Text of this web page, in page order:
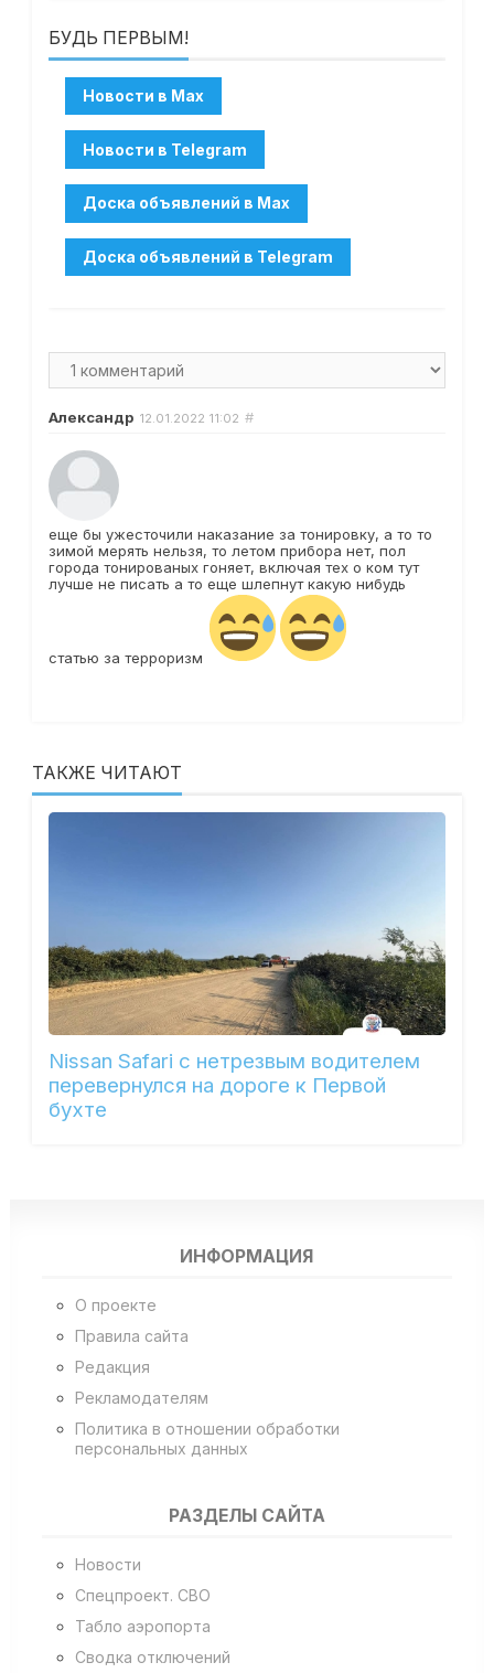
БУДЬ ПЕРВЫМ!
Александр 12.01.2022 11:02 #
еще бы ужесточили наказание за тонировку, а то то
зимой мерять нельзя, то летом прибора нет, пол
города тонированых гоняет, включая тех о ком тут
лучше не писать а то еще шлепнут какую нибудь
статью за терроризм
ТАКЖЕ ЧИТАЮТ
Nissan Safari с нетрезвым водителем
перевернулся на дороге к Первой
бухте
ИНФОРМАЦИЯ
О проекте
Правила сайта
Редакция
Рекламодателям
Политика в отношении обработки
персональных данных
РАЗДЕЛЫ САЙТА
Новости
Спецпроект. СВО
Табло аэропорта
Сводка отключений